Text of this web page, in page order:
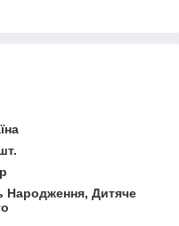
Народження, Дитяче